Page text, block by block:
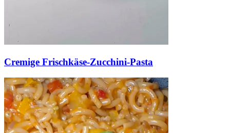
Cremige Frischkäse-Zucchini-Pasta